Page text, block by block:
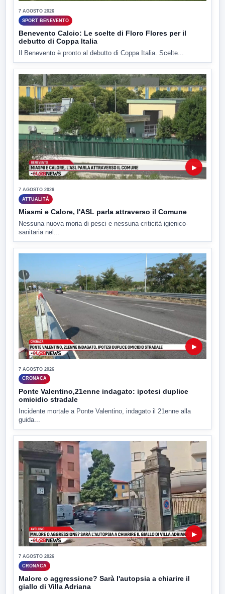
7 AGOSTO 2026
SPORT BENEVENTO
Benevento Calcio: Le scelte di Floro Flores per il
debutto di Coppa Italia
Il Benevento è pronto al debutto di Coppa Italia. Scelte...
▶
7 AGOSTO 2026
ATTUALITÀ
Miasmi e Calore, l'ASL parla attraverso il Comune
Nessuna nuova moria di pesci e nessuna criticità igienico-
sanitaria nel...
▶
7 AGOSTO 2026
CRONACA
Ponte Valentino,21enne indagato: ipotesi duplice
omicidio stradale
Incidente mortale a Ponte Valentino, indagato il 21enne alla
guida...
▶
7 AGOSTO 2026
CRONACA
Malore o aggressione? Sarà l'autopsia a chiarire il
giallo di Villa Adriana